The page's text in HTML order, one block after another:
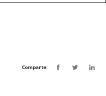
Comparte: